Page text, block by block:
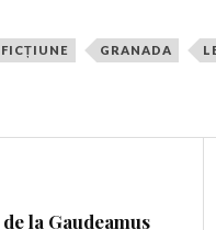
FICȚIUNE GRANADA
la Gaudeamus